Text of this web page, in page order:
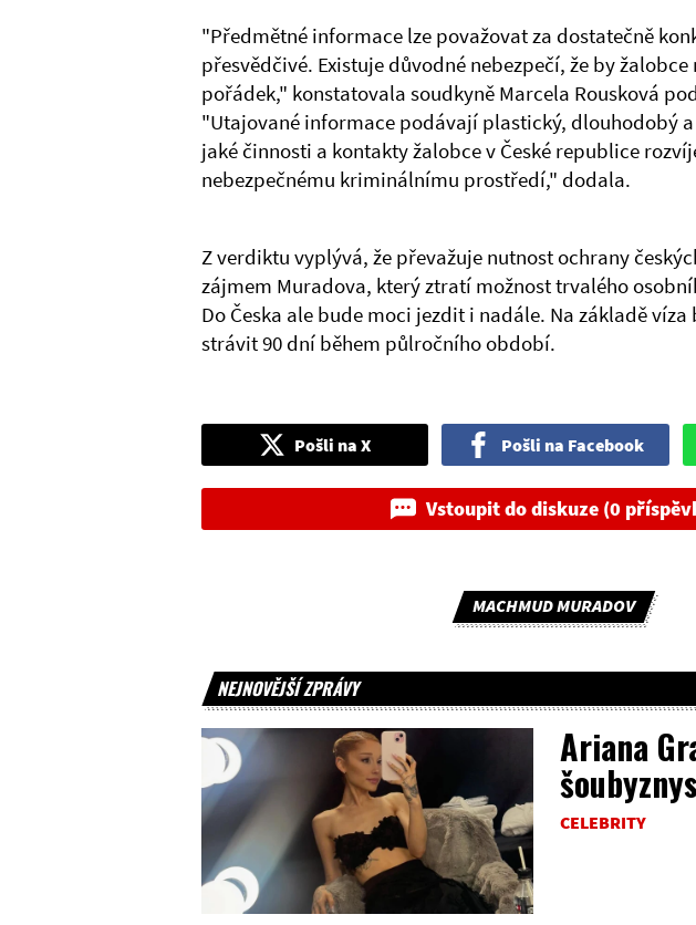
"Předmětné informace lze považovat za dostatečně
přesvědčivé. Existuje důvodné nebezpečí, že by
pořádek," konstatovala soudkyně Marcela Rousková
"Utajované informace podávají plastický, dlouhodobý
jaké činnosti a kontakty žalobce v České republice
nebezpečnému kriminálnímu prostředí," dodala.
Z verdiktu vyplývá, že převažuje nutnost ochrany
zájmem Muradova, který ztratí možnost trvalého
Do Česka ale bude moci jezdit i nadále. Na základě
strávit 90 dní během půlročního období.
Pošli na X Pošli na Facebook
Vstoupit do diskuze (0
MACHMUD MURADOV
NEJNOVĚJŠÍ ZPRÁVY
Ariana
CELEBRITY